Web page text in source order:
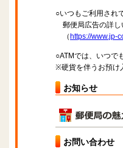
○いつもご利用され
郵便局広告の詳し
（ https://www.jp-
○ATMでは、いつで
※硬貨を伴うお預け
お知らせ
お問い合わせ